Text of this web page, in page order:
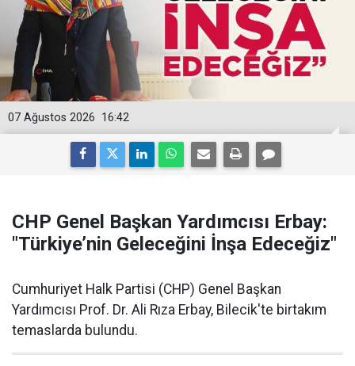
16:42
07 Ağustos 2026
CHP Genel Başkan Yardımcısı Erbay:
"Türkiye’nin Geleceğini İnşa Edeceğiz"
Cumhuriyet Halk Partisi (CHP) Genel Başkan
Yardımcısı Prof. Dr. Ali Rıza Erbay, Bilecik'te birtakım
temaslarda bulundu.